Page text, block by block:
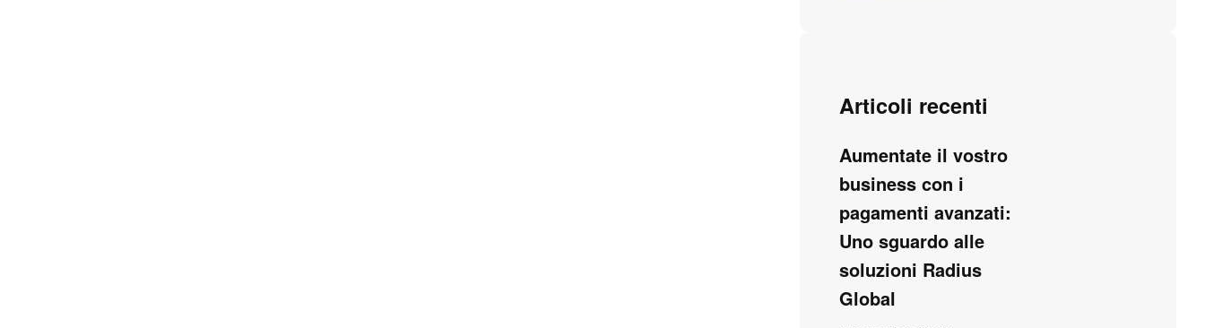
Articoli recenti
Aumentate il vostro
business con i
pagamenti avanzati:
Uno sguardo alle
soluzioni Radius
Global